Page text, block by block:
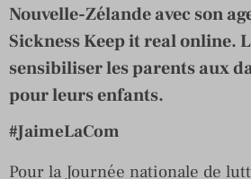
Nouvelle-Zélande avec son
Sickness Keep it real online.
sensibiliser les parents aux
pour leurs enfants.
#JaimeLaCom
Pour la Journée nationale de